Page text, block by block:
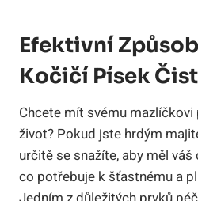
Efektivní
Kočičí Písek
Chcete mít svému
život? Pokud jste hrdým
určitě se snažíte, aby měl
co potřebuje k šťastnému a